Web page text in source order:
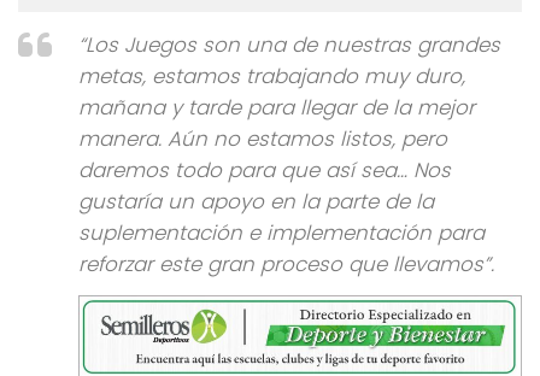
“Los Juegos son una de nuestras grandes
metas, estamos trabajando muy duro,
mañana y tarde para llegar de la mejor
manera. Aún no estamos listos, pero
daremos todo para que así sea… Nos
gustaría un apoyo en la parte de la
suplementación e implementación para
reforzar este gran proceso que llevamos”.